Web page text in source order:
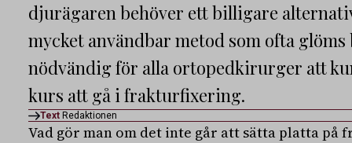
djurägaren behöver ett billigare
mycket användbar metod som ofta
nödvändig för alla ortopedkirurger att
kurs att gå i frakturfixering.
Text Redaktionen
Vad gör man om det inte går att sätta platta på